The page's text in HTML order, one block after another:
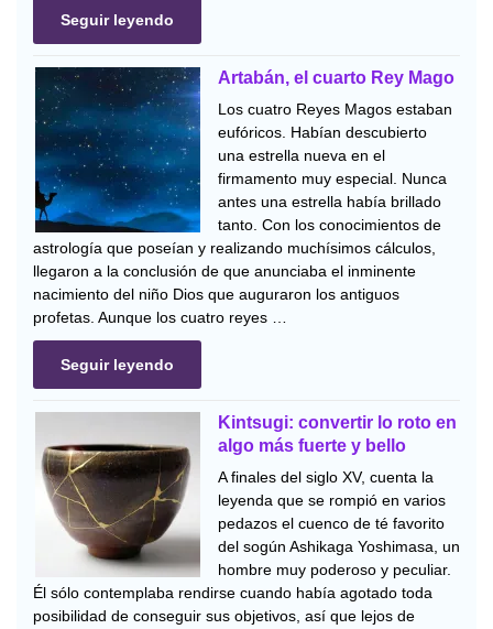
Seguir leyendo
Artabán, el cuarto Rey Mago
Los cuatro Reyes Magos estaban
eufóricos. Habían descubierto
una estrella nueva en el
firmamento muy especial. Nunca
antes una estrella había brillado
tanto. Con los conocimientos de
astrología que poseían y realizando muchísimos cálculos,
llegaron a la conclusión de que anunciaba el inminente
nacimiento del niño Dios que auguraron los antiguos
profetas. Aunque los cuatro reyes …
Seguir leyendo
Kintsugi: convertir lo roto en
algo más fuerte y bello
A finales del siglo XV, cuenta la
leyenda que se rompió en varios
pedazos el cuenco de té favorito
del sogún Ashikaga Yoshimasa, un
hombre muy poderoso y peculiar.
Él sólo contemplaba rendirse cuando había agotado toda
posibilidad de conseguir sus objetivos, así que lejos de